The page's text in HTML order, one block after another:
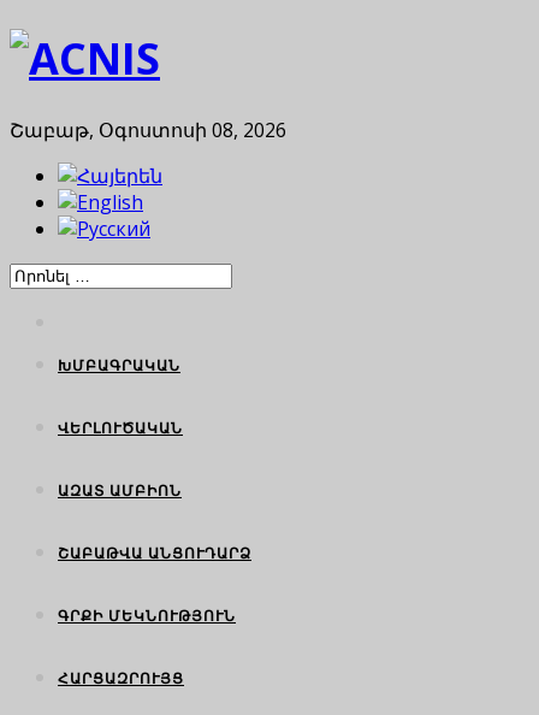
Շաբաթ, Օգոստոսի 08, 2026
ԽՄԲԱԳՐԱԿԱՆ
ՎԵՐԼՈՒԾԱԿԱՆ
ԱԶԱՏ ԱՄԲԻՈՆ
ՇԱԲԱԹՎԱ ԱՆՑՈՒԴԱՐՁ
ԳՐՔԻ ՄԵԿՆՈՒԹՅՈՒՆ
ՀԱՐՑԱԶՐՈՒՅՑ